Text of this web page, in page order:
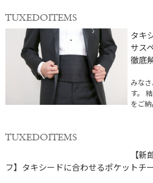
TUXEDOITEMS
タキ
サス
徹底
みな
す。
をご納
TUXEDOITEMS
【
フ】タキシードに合わせるポケットチ